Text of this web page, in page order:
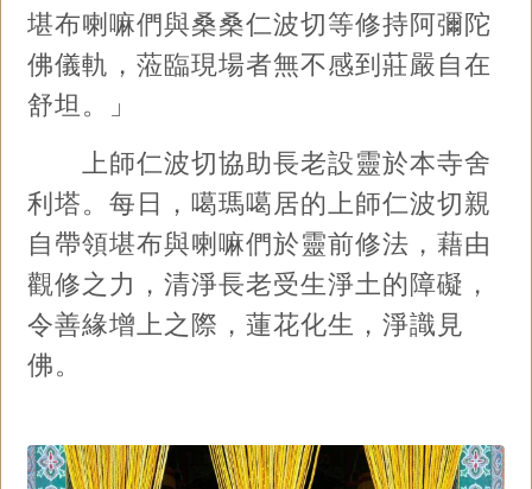
堪布喇嘛們與桑桑仁波切等修持阿彌陀
佛儀軌，蒞臨現場者無不感到莊嚴自在
舒坦。」
上師仁波切協助長老設靈於本寺舍
利塔。每日，噶瑪噶居的上師仁波切親
自帶領堪布與喇嘛們於靈前修法，藉由
觀修之力，清淨長老受生淨土的障礙，
令善緣增上之際，蓮花化生，淨識見
佛。